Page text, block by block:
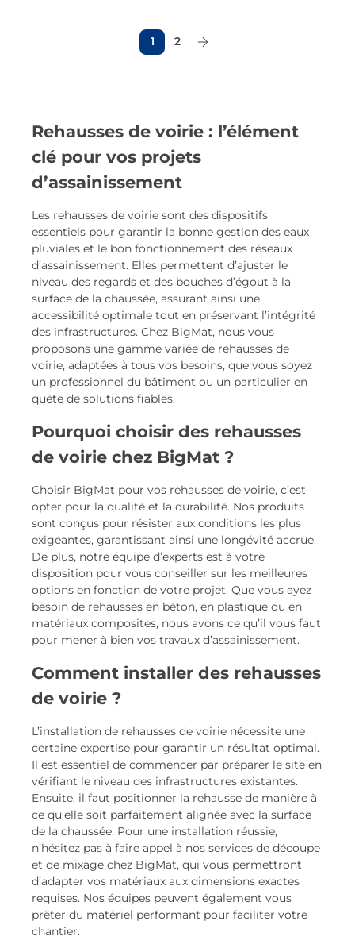
1 2
Rehausses de voirie : l’élément
clé pour vos projets
d’assainissement
Les rehausses de voirie sont des dispositifs
essentiels pour garantir la bonne gestion des eaux
pluviales et le bon fonctionnement des réseaux
d’assainissement. Elles permettent d’ajuster le
niveau des regards et des bouches d’égout à la
surface de la chaussée, assurant ainsi une
accessibilité optimale tout en préservant l’intégrité
des infrastructures. Chez BigMat, nous vous
proposons une gamme variée de rehausses de
voirie, adaptées à tous vos besoins, que vous soyez
un professionnel du bâtiment ou un particulier en
quête de solutions fiables.
Pourquoi choisir des rehausses
de voirie chez BigMat ?
Choisir BigMat pour vos rehausses de voirie, c’est
opter pour la qualité et la durabilité. Nos produits
sont conçus pour résister aux conditions les plus
exigeantes, garantissant ainsi une longévité accrue.
De plus, notre équipe d’experts est à votre
disposition pour vous conseiller sur les meilleures
options en fonction de votre projet. Que vous ayez
besoin de rehausses en béton, en plastique ou en
matériaux composites, nous avons ce qu’il vous faut
pour mener à bien vos travaux d’assainissement.
Comment installer des rehausses
de voirie ?
L’installation de rehausses de voirie nécessite une
certaine expertise pour garantir un résultat optimal.
Il est essentiel de commencer par préparer le site en
vérifiant le niveau des infrastructures existantes.
Ensuite, il faut positionner la rehausse de manière à
ce qu’elle soit parfaitement alignée avec la surface
de la chaussée. Pour une installation réussie,
n’hésitez pas à faire appel à nos services de découpe
et de mixage chez BigMat, qui vous permettront
d’adapter vos matériaux aux dimensions exactes
requises. Nos équipes peuvent également vous
prêter du matériel performant pour faciliter votre
chantier.